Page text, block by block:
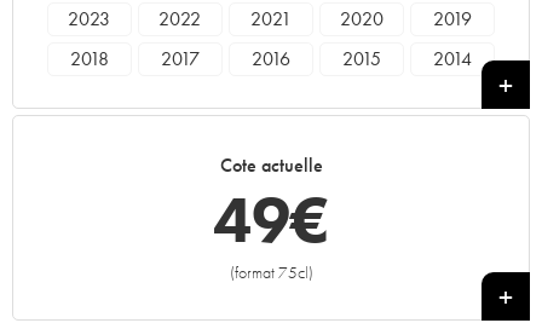
2023 2022 2021 2020
2019
2018
2017 2016 2015
2014
Cote actuelle
49€
(format 75cl)
+